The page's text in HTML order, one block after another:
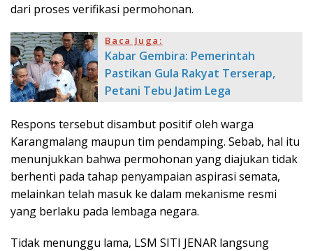
dari proses verifikasi permohonan.
Baca Juga:
Kabar Gembira: Pemerintah
Pastikan Gula Rakyat Terserap,
Petani Tebu Jatim Lega
Respons tersebut disambut positif oleh warga
Karangmalang maupun tim pendamping. Sebab, hal itu
menunjukkan bahwa permohonan yang diajukan tidak
berhenti pada tahap penyampaian aspirasi semata,
melainkan telah masuk ke dalam mekanisme resmi
yang berlaku pada lembaga negara.
Tidak menunggu lama, LSM SITI JENAR langsung